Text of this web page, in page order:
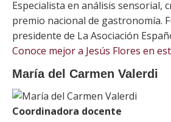
Especialista en análisis sensorial,
premio nacional de gastronomía.
presidente de La Asociación
Conoce mejor a Jesús Flores en
María del Carmen Valerdi
Coordinadora docente